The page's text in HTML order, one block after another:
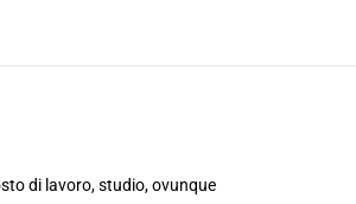
di lavoro, studio, ovunque